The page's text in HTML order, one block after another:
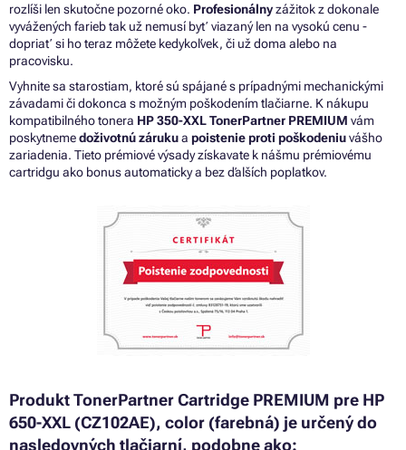
rozlíši len skutočne pozorné oko. Profesionálnyzážitok z dokonale
vyvážených farieb tak už nemusí byť viazaný len na vysokú cenu -
dopriať si ho teraz môžete kedykoľvek, či už doma alebo na
pracovisku.
Vyhnite sa starostiam, ktoré sú spájané s prípadnými mechanickými
závadami či dokonca s možným poškodením tlačiarne. K nákupu
kompatibilného tonera HP 350-XXL TonerPartner PREMIUM vám
poskytnemedoživotnú zárukua poistenie proti poškodeniuvášho
zariadenia. Tieto prémiové výsady získavate k nášmu prémiovému
cartridgu ako bonus automaticky a bez ďalších poplatkov.
Produkt TonerPartner Cartridge PREMIUM pre HP
650-XXL (CZ102AE), color (farebná) je určený do
nasledovných tlačiarní, podobne ako: